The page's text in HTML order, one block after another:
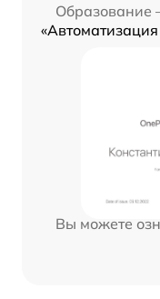
Образование
Вы можете